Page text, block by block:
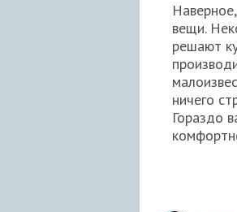
вещи.
решают
ничего
Гораздо